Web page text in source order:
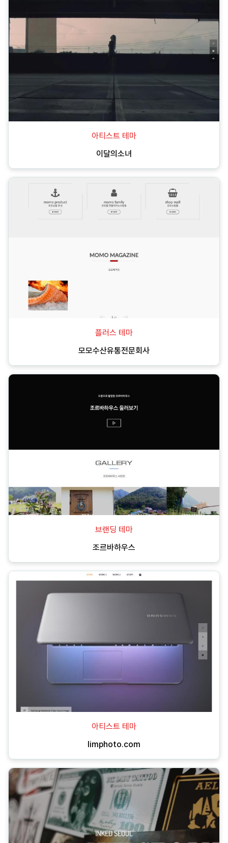
아티스트 테마
이달의소녀
플러스 테마
모모수산유통전문회사
브랜딩 테마
조르바하우스
아티스트 테마
limphoto.com